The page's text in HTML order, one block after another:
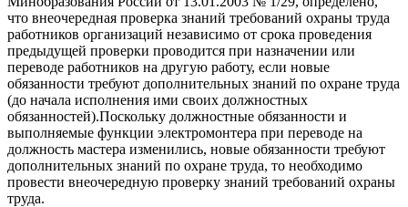
что внеочередная проверка знаний требований охраны труда
работников организаций независимо от срока проведения
предыдущей проверки проводится при назначении или
переводе работников на другую работу, если новые
обязанности требуют дополнительных знаний по охране труда
(до начала исполнения ими своих должностных
обязанностей).Поскольку должностные обязанности и
выполняемые функции электромонтера при переводе на
должность мастера изменились, новые обязанности требуют
дополнительных знаний по охране труда, то необходимо
провести внеочередную проверку знаний требований охраны
труда.